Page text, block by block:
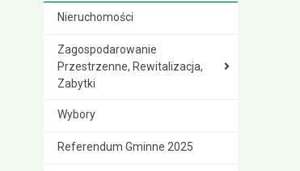
Nieruchomości
Zagospodarowanie
Przestrzenne, Rewitalizacja,
Zabytki
Wybory
Referendum Gminne 2025